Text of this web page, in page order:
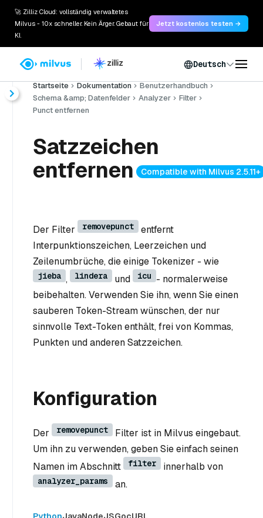
🚀 Zilliz Cloud: vollständig verwaltetes
Milvus - 10x schneller. Kein Ärger. Gebaut für
KI.
Jetzt kostenlos testen →
Deutsch
Startseite Dokumentation
Benutzerhandbuch
Schema &amp; Datenfelder
Analyzer
Filter
Punct entfernen
Satzzeichen
entfernen
Compatible with Milvus 2.5.11+
Der Filter removepunct
entfernt
Interpunktionszeichen, Leerzeichen und
Zeilenumbrüche, die einige Tokenizer - wie
jieba , lindera und icu - normalerweise
beibehalten. Verwenden Sie ihn, wenn Sie einen
sauberen Token-Stream wünschen, der nur
sinnvolle Text-Token enthält, frei von Kommas,
Punkten und anderen Satzzeichen.
Konfiguration
Der removepunct
Filter ist in Milvus eingebaut.
Um ihn zu verwenden, geben Sie einfach seinen
Namen im Abschnitt
filter innerhalb von
analyzer_params an.